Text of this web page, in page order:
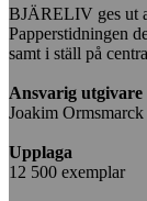
BJÄRELIV ges ut
Papperstidningen
samt i ställ på
Ansvarig utgivare
Joakim Ormsmarck
Upplaga
12 500 exemplar